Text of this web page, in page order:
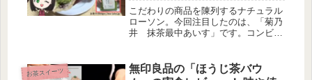
付きでレビュー！
こだわりの商品を陳列するナチュラル
ローソン。今回注目したのは、「菊乃
井 抹茶最中あいす」です。コンビニ
レミアムなアイスなんです。その味や
値段について徹底解説していきます！
お茶スイーツ
無印良品の「ほうじ茶バウ